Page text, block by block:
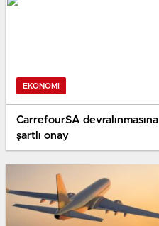
EKONOMI
CarrefourSA devralınmasına
şartlı onay